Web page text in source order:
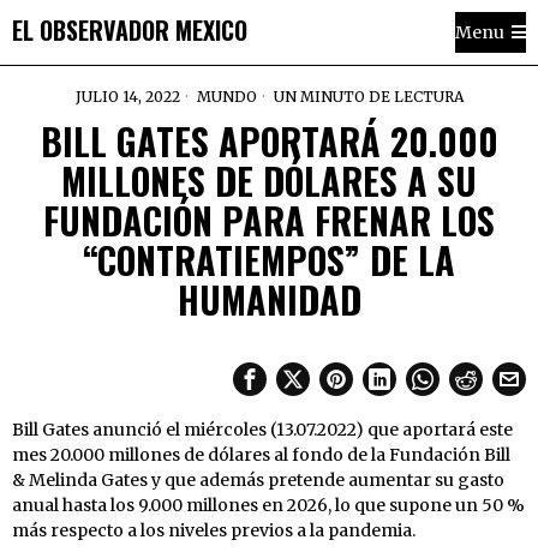
EL OBSERVADOR MEXICO Menu
JULIO 14, 2022 MUNDO UN MINUTO DE LECTURA
BILL GATES APORTARÁ 20.000
MILLONES DE DÓLARES A SU
FUNDACIÓN PARA FRENAR LOS
“CONTRATIEMPOS” DE LA
HUMANIDAD
Bill Gates anunció el miércoles (13.07.2022) que aportará este
mes 20.000 millones de dólares al fondo de la Fundación Bill
& Melinda Gates y que además pretende aumentar su gasto
anual hasta los 9.000 millones en 2026, lo que supone un 50 %
más respecto a los niveles previos a la pandemia.